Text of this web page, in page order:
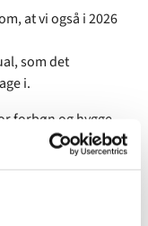
at vi også i 2026
som det
i.
forbøn og hygge